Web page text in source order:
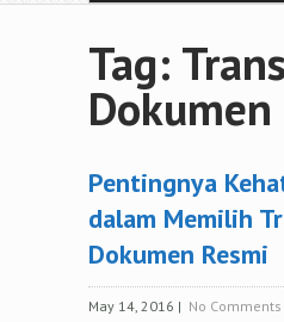
Tag:
Dokumen
Pentingnya
dalam Memilih
Dokumen Resmi
May 14, 2016 | No Comments